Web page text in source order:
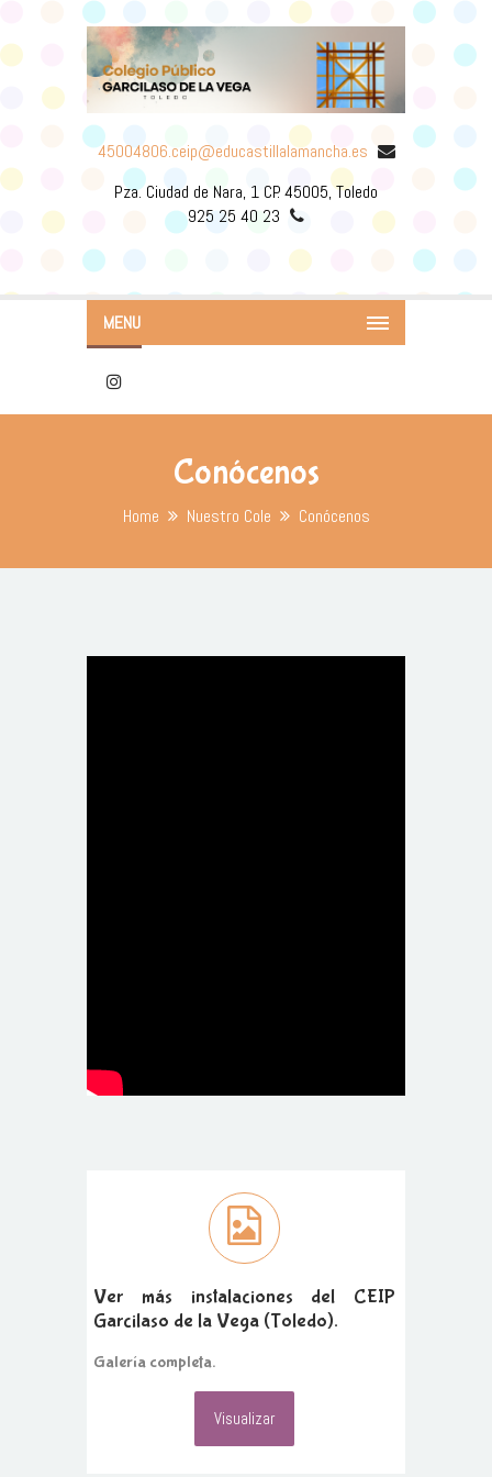
45004806.ceip@educastillalamancha.es
Pza. Ciudad de Nara, 1 CP. 45005, Toledo
925 25 40 23
MENU
Conócenos
Home Nuestro Cole Conócenos
Ver más instalaciones del CEIP
Garcilaso de la Vega (Toledo).
Galería completa.
Visualizar